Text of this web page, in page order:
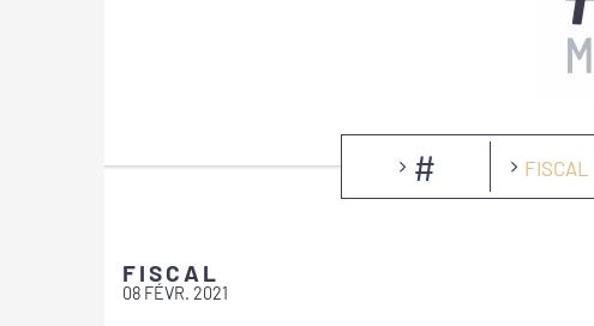
# FISCAL
FISCAL
08 FÉVR. 2021